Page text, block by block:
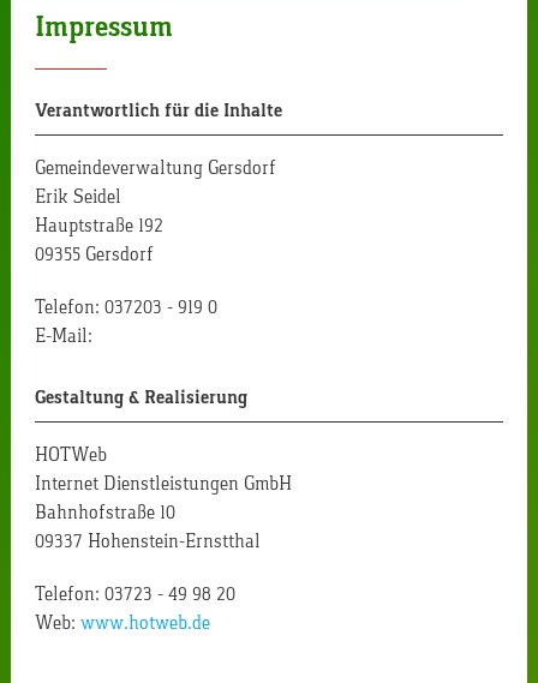
Impressum
Verantwortlich für die Inhalte
Gemeindeverwaltung Gersdorf
Erik Seidel
Hauptstraße 192
09355 Gersdorf
Telefon: 037203 - 919 0
E-Mail:
Gestaltung & Realisierung
HOTWeb
Internet Dienstleistungen GmbH
Bahnhofstraße 10
09337 Hohenstein-Ernstthal
Telefon: 03723 - 49 98 20
Web: www.hotweb.de